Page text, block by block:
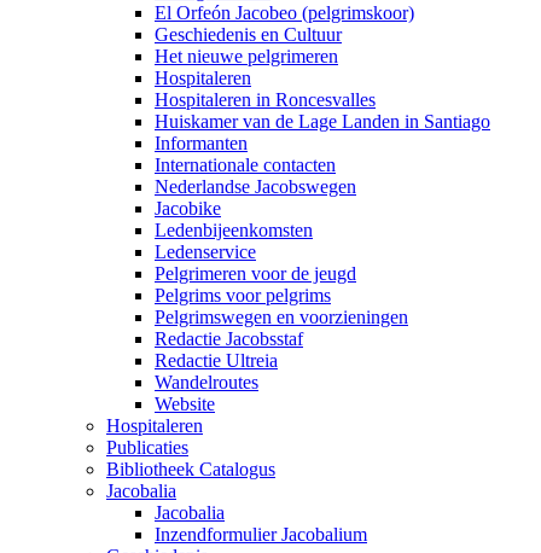
El Orfeón Jacobeo (pelgrimskoor)
Geschiedenis en Cultuur
Het nieuwe pelgrimeren
Hospitaleren
Hospitaleren in Roncesvalles
Huiskamer van de Lage Landen in Santiago
Informanten
Internationale contacten
Nederlandse Jacobswegen
Jacobike
Ledenbijeenkomsten
Ledenservice
Pelgrimeren voor de jeugd
Pelgrims voor pelgrims
Pelgrimswegen en voorzieningen
Redactie Jacobsstaf
Redactie Ultreia
Wandelroutes
Website
Hospitaleren
Publicaties
Bibliotheek Catalogus
Jacobalia
Jacobalia
Inzendformulier Jacobalium